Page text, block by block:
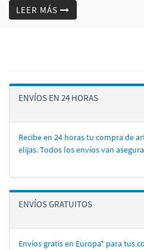
LEER MÁS
ENVÍOS EN 24 HORAS
Recibe en 24 horas tu compra de
elijas. Todos los enví­os van
ENVÍOS GRATUITOS
Envíos gratis en Europa* para tus